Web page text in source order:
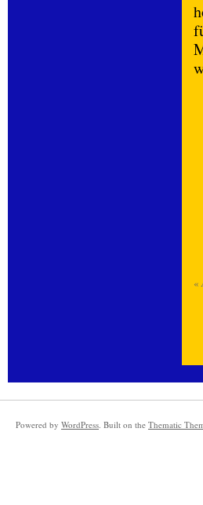
«
Powered by WordPress. Built on the Thematic